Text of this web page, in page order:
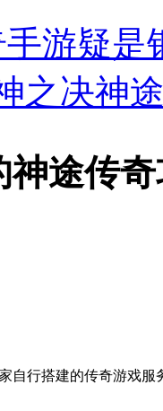
游疑是
之决神
途传
自行搭建的传奇游戏